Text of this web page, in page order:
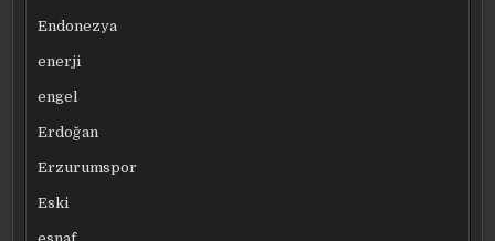
Endonezya
enerji
engel
Erdoğan
Erzurumspor
Eski